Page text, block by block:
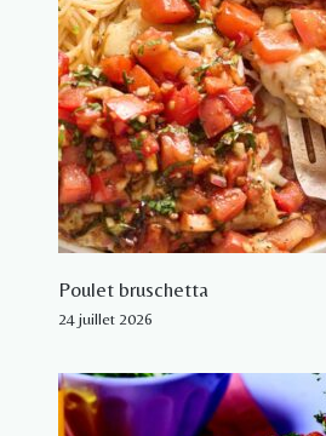
Poulet bruschetta
24 juillet 2026